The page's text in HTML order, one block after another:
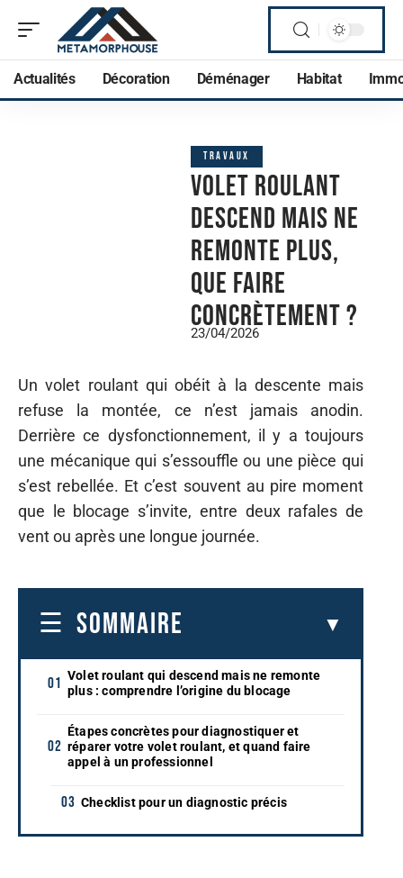
Actualités Décoration Déménager Habitat
TRAVAUX
Volet roulant
descend mais ne
remonte plus,
que faire
concrètement ?
23/04/2026
Un volet roulant qui obéit à la descente mais
refuse la montée, ce n’est jamais anodin.
Derrière ce dysfonctionnement, il y a toujours
une mécanique qui s’essouffle ou une pièce qui
s’est rebellée. Et c’est souvent au pire moment
que le blocage s’invite, entre deux rafales de
vent ou après une longue journée.
SOMMAIRE
Volet roulant qui descend mais ne remonte
plus : comprendre l’origine du blocage
Étapes concrètes pour diagnostiquer et
réparer votre volet roulant, et quand faire
appel à un professionnel
Checklist pour un diagnostic précis